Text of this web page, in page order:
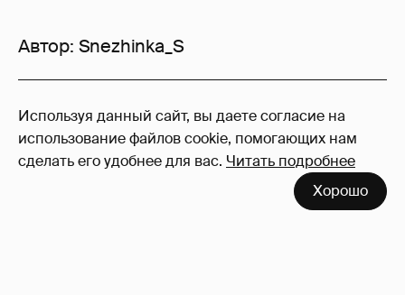
Используя данный сайт, вы даете согласие на
использование файлов cookie, помогающих нам
сделать его удобнее для вас. Читать подробнее
Хорошо
Автор: Snezhinka_S
5
Войдите в аккаунт, чтобы читать и
оставлять комментарии